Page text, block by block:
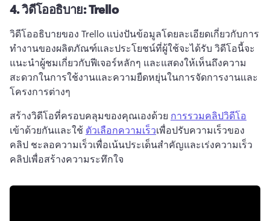
4.วิดีโออธิบาย: Trello
วิดีโออธิบายของ Trello แบ่งปันข้อมูลโดยละเอียดเกี่ยวกับการ
ทำงานของผลิตภัณฑ์และประโยชน์ที่ผู้ใช้จะได้รับ วิดีโอนี้จะ
แนะนำผู้ชมเกี่ยวกับฟีเจอร์หลักๆ และแสดงให้เห็นถึงความ
สะดวกในการใช้งานและความยืดหยุ่นในการจัดการงานและ
โครงการต่างๆ
สร้างวิดีโอที่ครอบคลุมของคุณเองด้วย การรวมคลิปวิดีโอ
เข้าด้วยกันและใช้ ตัวเลือกความเร็วเพื่อปรับความเร็วของ
คลิป ชะลอความเร็วเพื่อเน้นประเด็นสำคัญและเร่งความเร็ว
คลิปเพื่อสร้างความระทึกใจ